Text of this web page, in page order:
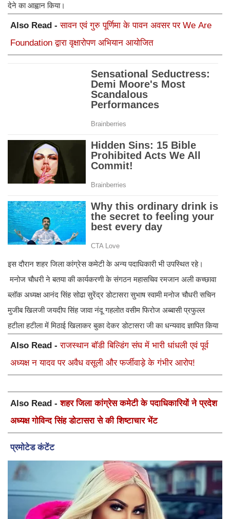
देने का आह्वान किया।
Also Read -सावन एवं गुरु पूर्णिमा के पावन अवसर पर We Are
Foundation द्वारा वृक्षारोपण अभियान आयोजित
इस दौरान शहर जिला कांग्रेस कमेटी के अन्य पदाधिकारी भी उपस्थित रहे।
मनोज चौधरी ने बतया की कार्यकरणी के संगठन महासचिव रमजान अली कच्छावा
ब्लॉक अध्यक्ष आनंद सिंह सोढा सुरेंद्र डोटासरा सुभाष स्वामी मनोज चौधरी सचिन
मुजीब खिलजी जयदीप सिंह जावा नंदू गहलोत वसीम फिरोज अब्बासी प्रफुल्ल
हटीला हटीला में मिठाई खिलाकर बुका देकर डोटासरा जी का धन्यवाद ज्ञापित किया
Also Read -राजस्थान बॉडी बिल्डिंग संघ में भारी धांधली एवं पूर्व
अध्यक्ष न यादव पर अवैध वसूली और फर्जीवाड़े के गंभीर आरोप!
Also Read -शहर जिला कांग्रेस कमेटी के पदाधिकारियों ने प्रदेश
अध्यक्ष गोविन्द सिंह डोटासरा से की शिष्टाचार भेंट